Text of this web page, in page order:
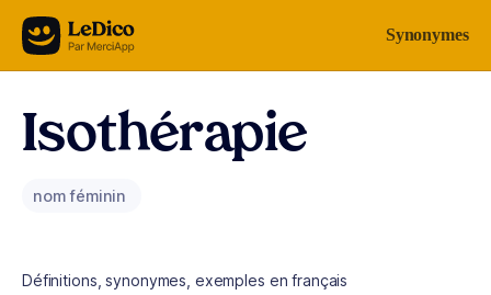
Aller au contenu Synonymes
Isothérapie
nom féminin
Définitions, synonymes, exemples en français